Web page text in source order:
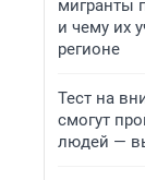
мигранты
и чему их
регионе
Тест на
смогут
людей —